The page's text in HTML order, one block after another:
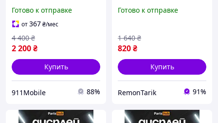
сенсор экрана
Готово к отправке
от367₴/мес
2 200₴
4 400 ₴
Купить
911Mobile 88%
Original + набор
Готово к отправке
820₴
1 640 ₴
Купить
RemonTarik 91%